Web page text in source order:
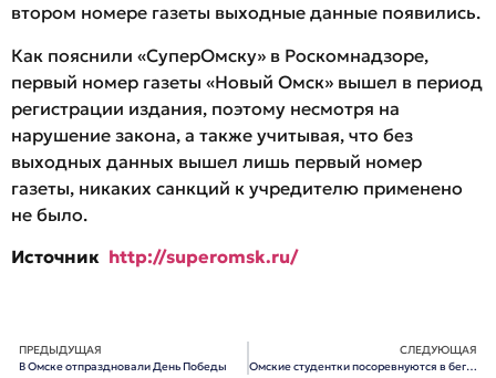
втором номере газеты выходные данные появились.
Как пояснили «СуперОмску» в Роскомнадзоре,
первый номер газеты «Новый Омск» вышел в период
регистрации издания, поэтому несмотря на
нарушение закона, а также учитывая, что без
выходных данных вышел лишь первый номер
газеты, никаких санкций к учредителю применено
не было.
Источник http://superomsk.ru/
ПРЕДЫДУЩАЯ
В Омске отпраздновали День Победы
СЛЕДУЮЩАЯ
Омские студентки посоревнуются в беге на шпильках